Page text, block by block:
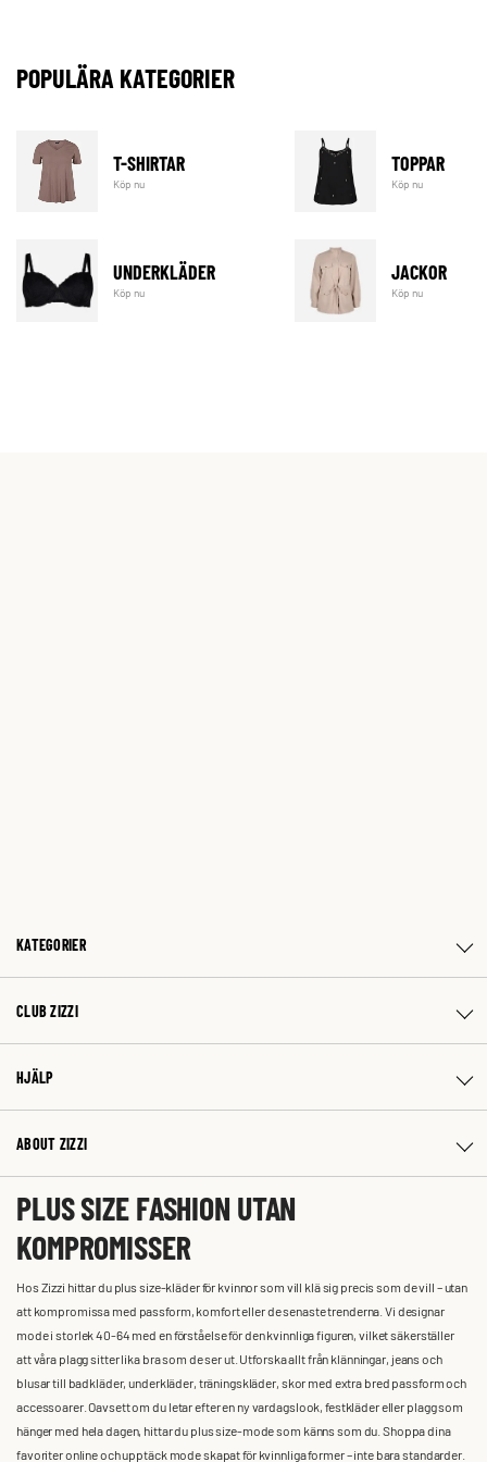
POPULÄRA KATEGORIER
T-SHIRTAR
Köp nu
TOPPAR
Köp nu
UNDERKLÄDER
Köp nu
JACKOR
Köp nu
KATEGORIER
CLUB ZIZZI
HJÄLP
ABOUT ZIZZI
PLUS SIZE FASHION UTAN
KOMPROMISSER
Hos Zizzi hittar du plus size-kläder för kvinnor som vill klä sig precis som de vill – utan
att kompromissa med passform, komfort eller de senaste trenderna. Vi designar
mode i storlek 40-64 med en förståelse för den kvinnliga figuren, vilket säkerställer
att våra plagg sitter lika bra som de ser ut. Utforska allt från klänningar, jeans och
blusar till badkläder, underkläder, träningskläder, skor med extra bred passform och
accessoarer. Oavsett om du letar efter en ny vardagslook, festkläder eller plagg som
hänger med hela dagen, hittar du plus size-mode som känns som du. Shoppa dina
favoriter online och upptäck mode skapat för kvinnliga former – inte bara standarder.